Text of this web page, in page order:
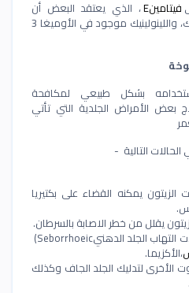
فيتامينE، الذي يعتقد البعض أن
خصائصه مماثلة لحمض اللينوليك، واللينولينيك موجود في الأوميغا 3
بشكل طبيعي لمكافحة
بعض الأمراض الجلدية التي تأتي
التالية -
يمكنه القضاء على بكتيريا
.
يقلل من خطر الاصابة بالسرطان.
التهاب الجلد الدهني(Seborrhoeic
،الأكزيما.
الأخرى لتدليك الجلد الجاف وكذلك